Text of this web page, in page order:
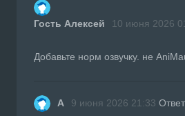
Гость Алексей 10 июня 2026
Добавьте норм озвучку. не
А 9 июня 2026 21:33